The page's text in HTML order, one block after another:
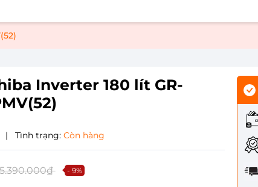
Inverter 180 lít GR-
| Tình trạng: Còn hàng
- 9%